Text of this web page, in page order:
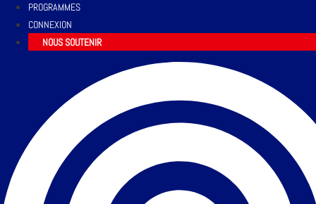
PROGRAMMES
CONNEXION
NOUS SOUTENIR